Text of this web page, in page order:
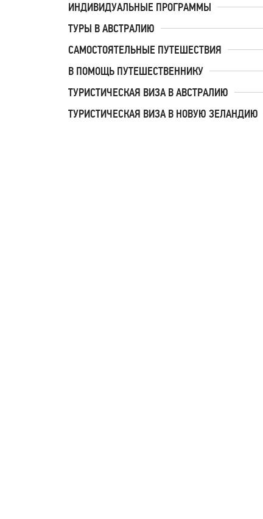
ИНДИВИДУАЛЬНЫЕ ПРОГРАММЫ
ТУРЫ В АВСТРАЛИЮ
САМОСТОЯТЕЛЬНЫЕ ПУТЕШЕСТВИЯ
В ПОМОЩЬ ПУТЕШЕСТВЕННИКУ
ТУРИСТИЧЕСКАЯ ВИЗА В АВСТРАЛИЮ
ТУРИСТИЧЕСКАЯ ВИЗА В НОВУЮ ЗЕЛАНДИЮ